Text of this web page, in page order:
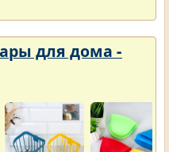
для дома -